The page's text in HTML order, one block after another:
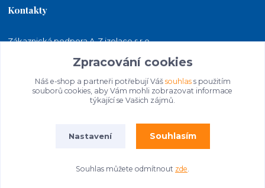
Kontakty
Zákaznická podpora A-Z izolace s.r.o.
jakubkaleta@azizolace.cz
Zpracování cookies
Náš e-shop a partneři potřebují Váš souhlass použitím
souborů cookies, aby Vám mohli zobrazovat informace
týkající se Vašich zájmů.
Nastavení Souhlasím
Souhlas můžete odmítnout zde